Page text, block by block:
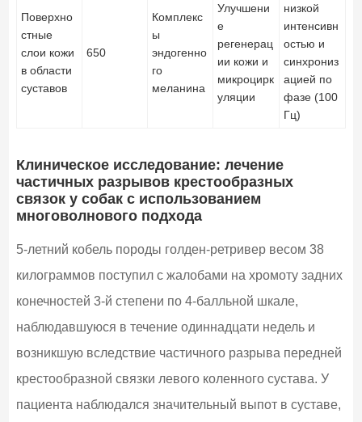
Поверхно
стные
слои кожи
в области
суставов
650
Комплекс
ы
эндогенно
го
меланина
Улучшени
е
регенерац
ии кожи и
микроцирк
уляции
низкой
интенсивн
остью и
синхрониз
ацией по
фазе (100
Гц)
Клиническое исследование: лечение
частичных разрывов крестообразных
связок у собак с использованием
многоволнового подхода
5-летний кобель породы голден-ретривер весом 38
килограммов поступил с жалобами на хромоту задних
конечностей 3-й степени по 4-балльной шкале,
наблюдавшуюся в течение одиннадцати недель и
возникшую вследствие частичного разрыва передней
крестообразной связки левого коленного сустава. У
пациента наблюдался значительный выпот в суставе,